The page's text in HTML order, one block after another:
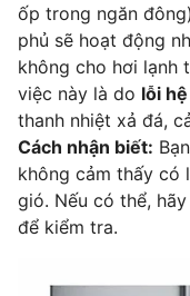
ốp trong ngăn
phủ sẽ hoạt động
không cho hơi lạnh
việc này là do lỗi
thanh nhiệt xả đá,
Cách nhận biết:
không cảm thấy có
gió. Nếu có thể,
để kiểm tra.